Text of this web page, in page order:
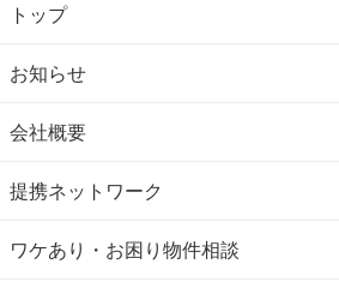
トップ
お知らせ
会社概要
提携ネットワーク
ワケあり・お困り物件相談